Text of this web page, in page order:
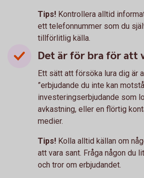
Tips! Kontrollera alltid
ett telefonnummer som du
tillförlitlig källa.
Det är för bra för att
Ett sätt att försöka lura dig är
”erbjudande du inte kan
investeringserbjudande som
avkastning, eller en flörtig
medier.
Tips! Kolla alltid källan om
att vara sant. Fråga någon du
och tror om erbjudandet.